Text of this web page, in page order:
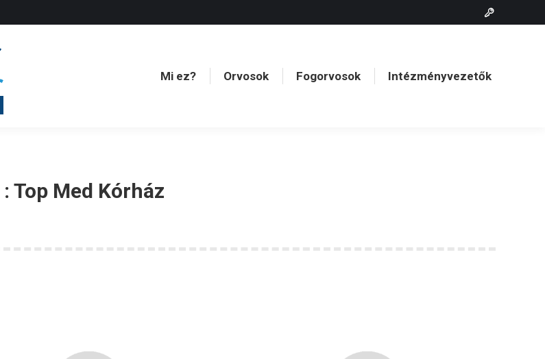
Mi ez? Orvosok Fogorvosok Intézményvezetők
: Top Med Kórház
Mi ez? Orvosok Fogorvosok Intézményvezetők